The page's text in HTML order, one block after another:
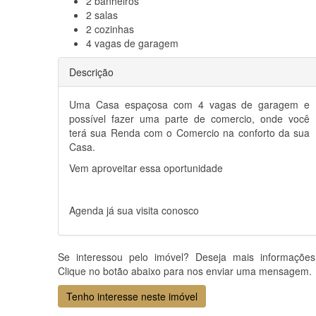
2 salas
2 cozinhas
4 vagas de garagem
Descrição
Uma Casa espaçosa com 4 vagas de garagem e
possível fazer uma parte de comercio, onde você
terá sua Renda com o Comercio na conforto da sua
Casa.
Vem aproveitar essa oportunidade
Agenda já sua visita conosco
Se interessou pelo imóvel? Deseja mais
Clique no botão abaixo para nos enviar uma mensagem.
Tenho interesse neste imóvel